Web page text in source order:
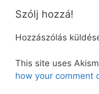
Szólj hozzá!
Hozzászólás
This site uses
how your comment